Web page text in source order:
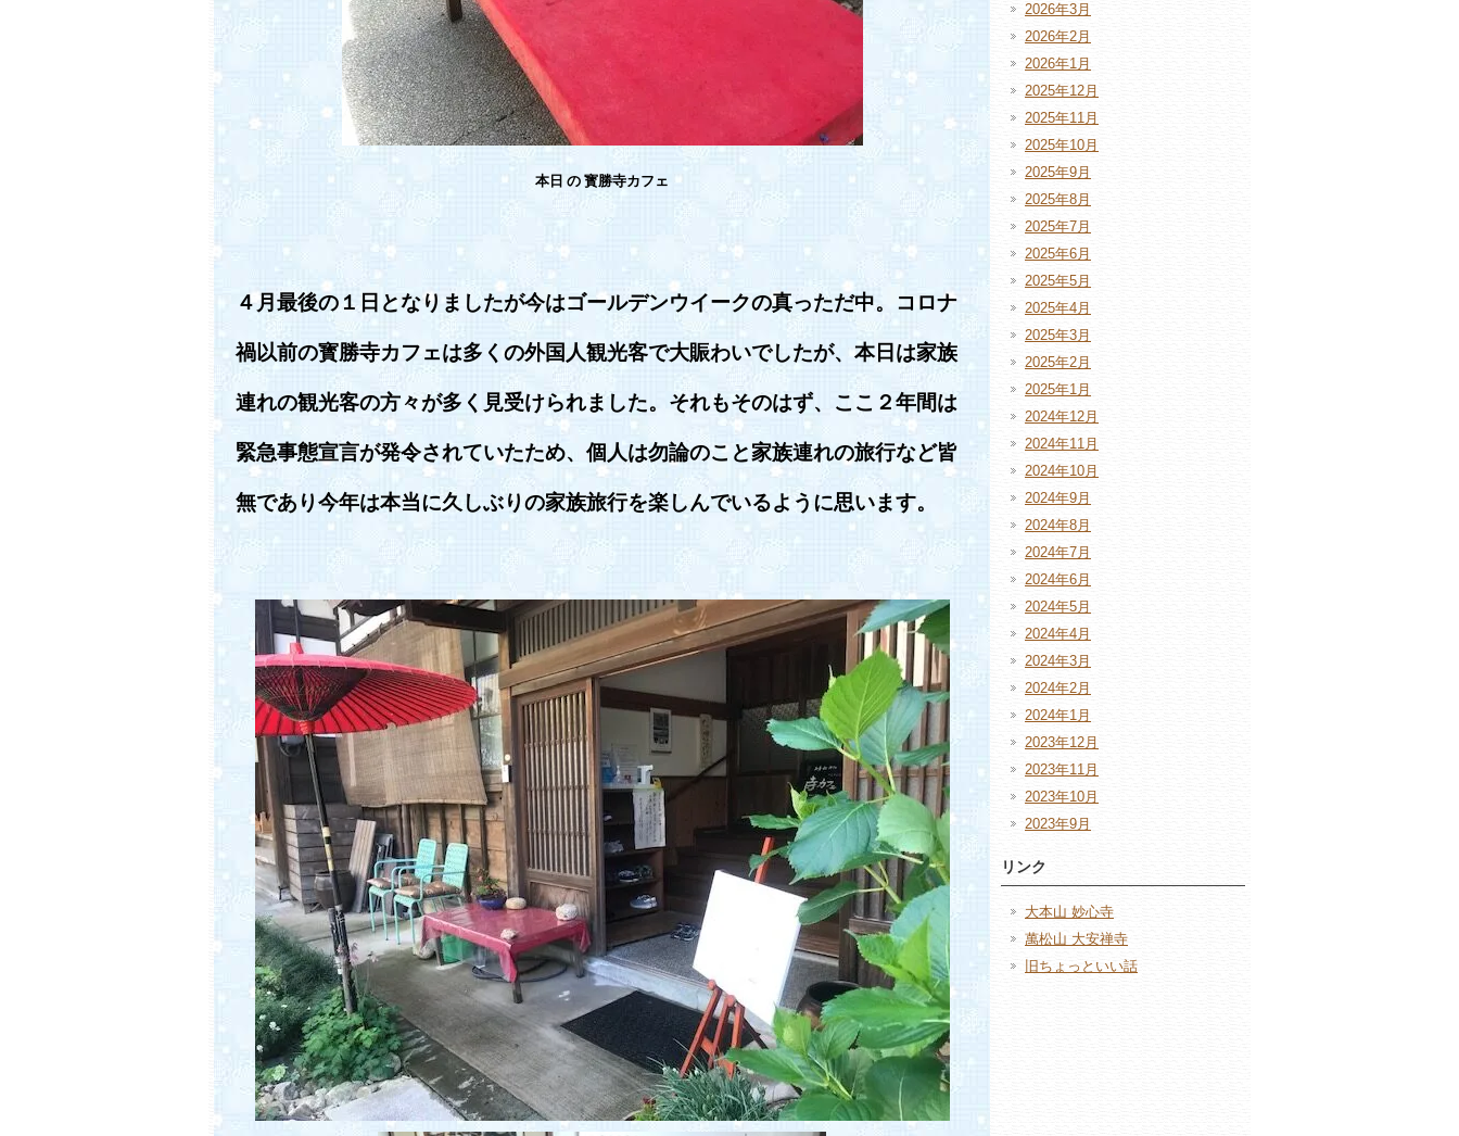
本日 の 寳勝寺カフェ
４月最後の１日となりましたが今はゴールデンウイークの真っただ中。コロナ
禍以前の寳勝寺カフェは多くの外国人観光客で大賑わいでしたが、本日は家族
連れの観光客の方々が多く見受けられました。それもそのはず、ここ２年間は
緊急事態宣言が発令されていたため、個人は勿論のこと家族連れの旅行など皆
無であり今年は本当に久しぶりの家族旅行を楽しんでいるように思います。
2026年3月
2026年2月
2026年1月
2025年12月
2025年11月
2025年10月
2025年9月
2025年8月
2025年7月
2025年6月
2025年5月
2025年4月
2025年3月
2025年2月
2025年1月
2024年12月
2024年11月
2024年10月
2024年9月
2024年8月
2024年7月
2024年6月
2024年5月
2024年4月
2024年3月
2024年2月
2024年1月
2023年12月
2023年11月
2023年10月
2023年9月
リンク
大本山 妙心寺
萬松山 大安禅寺
旧ちょっといい話